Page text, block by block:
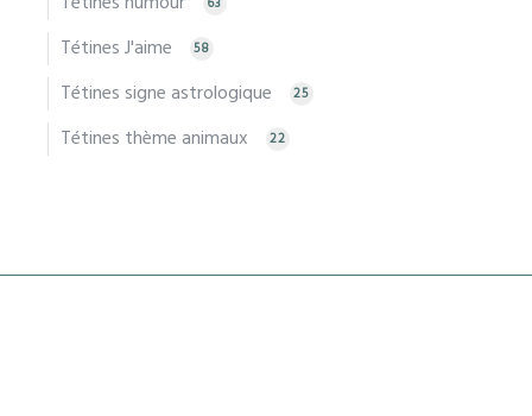
Tétines J'aime 58
Tétines signe astrologique 25
Tétines thème animaux 22